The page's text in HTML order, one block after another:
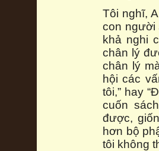
Tôi nghĩ,
con người
khả nghi
chân lý
chân lý
hội các
tôi,” hay
cuốn
được,
hơn bộ
tôi không